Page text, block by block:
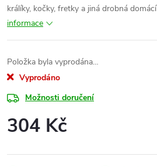
králíky, kočky, fretky a jiná drobná
informace
Položka byla vyprodána…
Vyprodáno
Možnosti doručení
304 Kč
cena: